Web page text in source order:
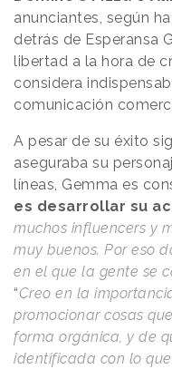
anunciantes, según
detrás de Esperansa
libertad a la hora de
considera
comunicación
A pesar de su éxito
aseguraba su
líneas, Gemma es
es desarrollar su
muchos influencers y
muy buenos. Por eso
en el que la gente se
“Creo en la
promocionar cosas
forma orgánica, y de
identificada con lo